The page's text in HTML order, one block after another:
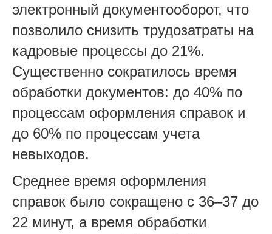
электронный документооборот, что
позволило снизить трудозатраты на
кадровые процессы до 21%.
Существенно сократилось время
обработки документов: до 40% по
процессам оформления справок и
до 60% по процессам учета
невыходов.
Среднее время оформления
справок было сокращено с 36–37 до
22 минут, а время обработки